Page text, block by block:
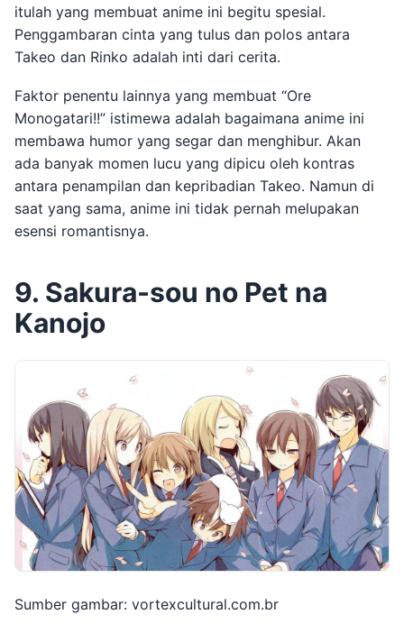
itulah yang membuat anime ini begitu spesial.
Penggambaran cinta yang tulus dan polos antara
Takeo dan Rinko adalah inti dari cerita.
Faktor penentu lainnya yang membuat “Ore
Monogatari!!” istimewa adalah bagaimana anime ini
membawa humor yang segar dan menghibur. Akan
ada banyak momen lucu yang dipicu oleh kontras
antara penampilan dan kepribadian Takeo. Namun di
saat yang sama, anime ini tidak pernah melupakan
esensi romantisnya.
9. Sakura-sou no Pet na
Kanojo
Sumber gambar: vortexcultural.com.br